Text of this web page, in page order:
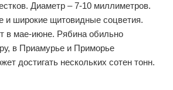
Диаметр – 7-10 миллиметров.
и широкие щитовидные соцветия.
в мае-июне. Рябина обильно
в Приамурье и Приморье
достигать нескольких сотен тонн.